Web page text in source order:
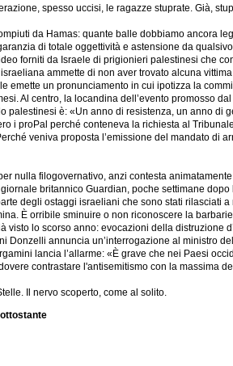
spesso uccisi, le ragazze stuprate. Già,
da Hamas: quante balle dobbiamo ancora
di totale oggettività e astensione da
forniti da Israele di prigionieri palestinesi che
ammette di non aver trovato alcuna
un pronunciamento in cui ipotizza la
Al centro, la locandina dell’evento promosso
palestinesi è: «Un anno di resistenza, un anno di
i proPal perché conteneva la richiesta al
veniva proposta l’emissione del mandato di
nulla filogovernativo, anzi contesta
britannico Guardian, poche settimane
degli ostaggi israeliani che sono stati rilasciati
È orribile sminuire o non riconoscere la
lo scorso anno: evocazioni della distruzione
Donzelli annuncia un’interrogazione al ministro
lancia l’allarme: «È grave che nei Paesi
contrastare l'antisemitismo con la massima
Il nervo scoperto, come al solito.